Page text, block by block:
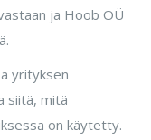
ja Hoob OÜ
yrityksen
siitä, mitä
on käytetty.